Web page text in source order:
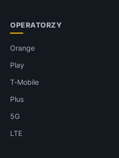
OPERATORZY
Orange
Play
T-Mobile
Plus
5G
LTE